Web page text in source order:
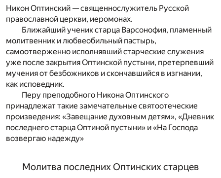
Никон Оптинский — священнослужитель Русской
православной церкви, иеромонах.
Ближайший ученик старца Варсонофия, пламенный
молитвенник и любвеобильный пастырь,
самоотверженно исполнявший старческие служения
уже после закрытия Оптинской пустыни, претерпевший
мучения от безбожников и скончавшийся в изгнании,
как исповедник.
Перу преподобного Никона Оптинского
принадлежат такие замечательные святоотеческие
произведения: «Завещание духовным детям», «Дневник
последнего старца Оптиной пустыни» и «На Господа
возвергаю надежду»
Молитва последних Оптинских старцев